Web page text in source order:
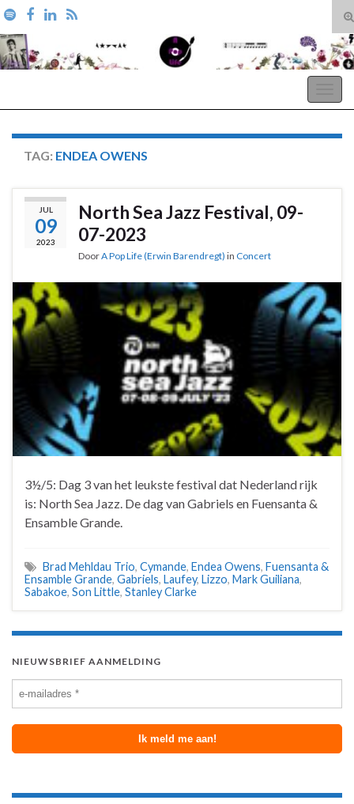
Search for:
TAG: ENDEA OWENS
JUL
09
2023
North Sea Jazz Festival, 09-
07-2023
DoorA Pop Life (Erwin Barendregt) in Concert
3½/5: Dag 3 van het leukste festival dat Nederland rijk
is: North Sea Jazz. De dag van Gabriels en Fuensanta &
Ensamble Grande.
Brad Mehldau Trio, Cymande, Endea Owens, Fuensanta &
Ensamble Grande, Gabriels, Laufey, Lizzo, Mark Guiliana,
Sabakoe, Son Little, Stanley Clarke
NIEUWSBRIEF AANMELDING